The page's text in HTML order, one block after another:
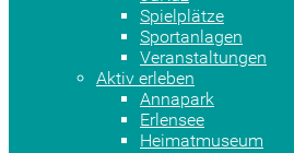
Spielplätze
Sportanlagen
Veranstaltungen
Aktiv erleben
Annapark
Erlensee
Heimatmuseum